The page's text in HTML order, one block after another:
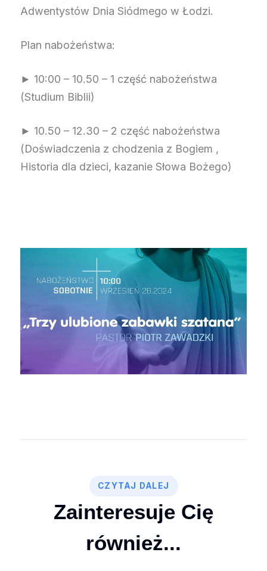
Adwentystów Dnia Siódmego w Łodzi.
Plan nabożeństwa:
► 10:00 – 10.50 – 1 część nabożeństwa
(Studium Biblii)
► 10.50 – 12.30 – 2 część nabożeństwa
(Doświadczenia z chodzenia z Bogiem ,
Historia dla dzieci, kazanie Słowa Bożego)
CZYTAJ DALEJ
Zainteresuje Cię
również...